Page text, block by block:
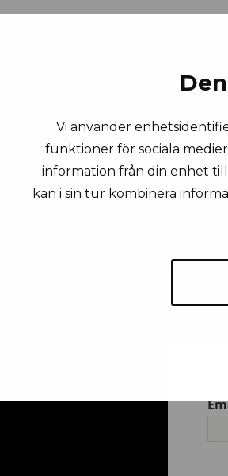
Vi använder
funktioner för sociala
information från din enhet till
kan i sin tur kombinera